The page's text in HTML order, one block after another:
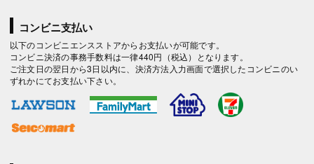
コンビニ支払い
以下のコンビニエンスストアからお支払いが可能です。
コンビニ決済の事務手数料は一律440円（税込）となります。
ご注文日の翌日から3日以内に、決済方法入力画面で選択したコンビニのい
ずれかにてお支払い下さい。